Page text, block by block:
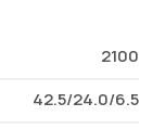
2100
42.5/24.0/6.5